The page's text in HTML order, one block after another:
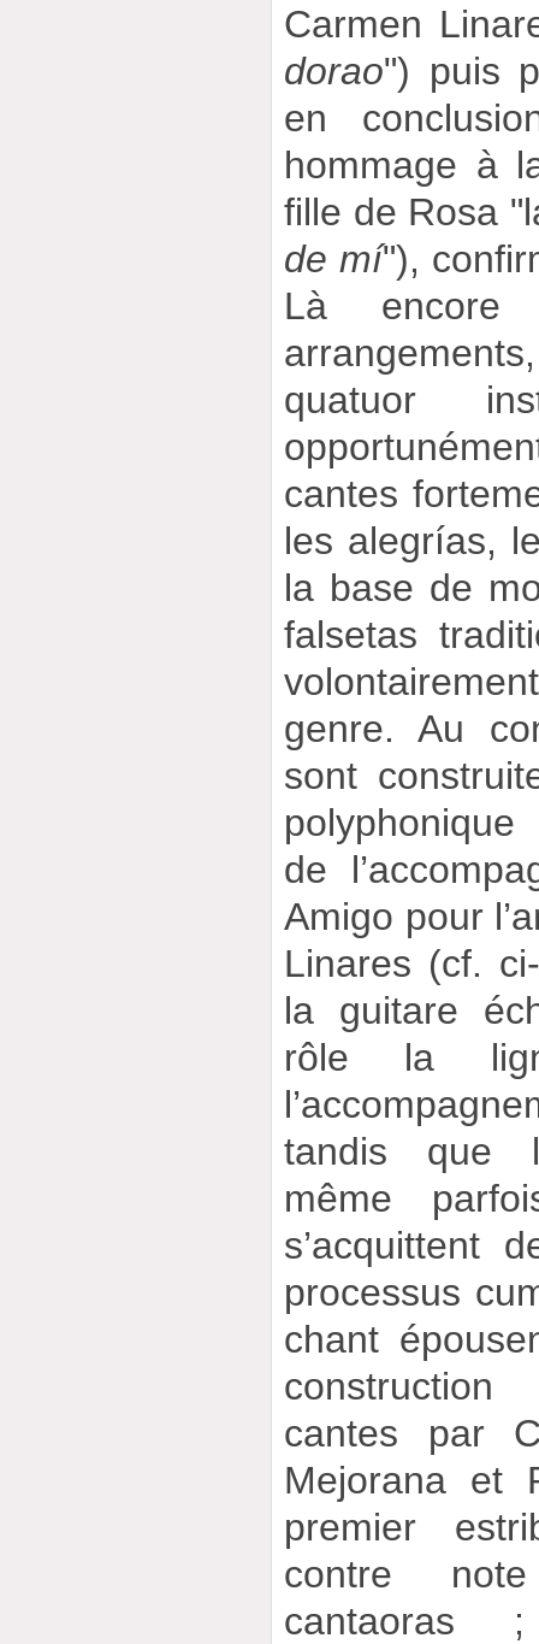
Carmen
dorao") puis
en
hommage à
fille de Rosa
de mí"),
Là encore
quatuor
cantes
les alegrías,
la base de
falsetas
genre. Au
sont
de
Amigo pour
Linares (cf.
la guitare
rôle la
tandis que
même
s’acquittent
processus
chant
cantes par
Mejorana et
premier
contre
cantaoras